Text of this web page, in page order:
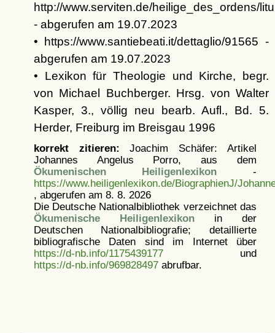
http://www.serviten.de/heilige_des_ordens/
- abgerufen am 19.07.2023
• https://www.santiebeati.it/dettaglio/91565 -
abgerufen am 19.07.2023
• Lexikon für Theologie und Kirche, begr.
von Michael Buchberger. Hrsg. von Walter
Kasper, 3., völlig neu bearb. Aufl., Bd. 5.
Herder, Freiburg im Breisgau 1996
korrekt zitieren: Joachim Schäfer: Artikel
Johannes Angelus Porro, aus dem
Ökumenischen Heiligenlexikon -
https://www.heiligenlexikon.de/BiographienJ/
, abgerufen am 8. 8. 2026
Die Deutsche Nationalbibliothek verzeichnet das
Ökumenische Heiligenlexikonin der
Deutschen Nationalbibliografie; detaillierte
bibliografische Daten sind im Internet über
https://d-nb.info/1175439177und
https://d-nb.info/969828497abrufbar.